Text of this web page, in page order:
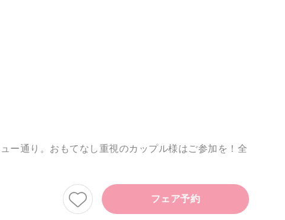
ー通り。おもてなし重視のカップル様はご参加を！全
フェア予約